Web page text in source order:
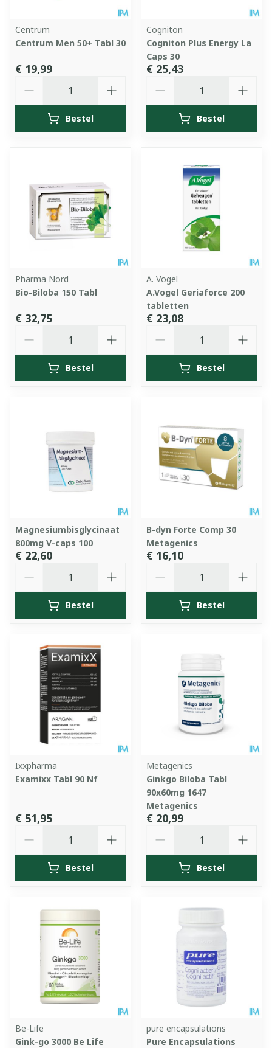
Centrum
Centrum Men 50+ Tabl 30
€ 19,99
Bestel
Cogniton
Cogniton Plus Energy La
Caps 30
€ 25,43
Bestel
Pharma Nord
Bio-Biloba 150 Tabl
€ 32,75
Bestel
A. Vogel
A.Vogel Geriaforce 200
tabletten
€ 23,08
Bestel
Magnesiumbisglycinaat
800mg V-caps 100
€ 22,60
Bestel
B-dyn Forte Comp 30
Metagenics
€ 16,10
Bestel
Ixxpharma
Examixx Tabl 90 Nf
€ 51,95
Bestel
Metagenics
Ginkgo Biloba Tabl
90x60mg 1647
Metagenics
€ 20,99
Bestel
Be-Life
Gink-go 3000 Be Life
pure encapsulations
Pure Encapsulations